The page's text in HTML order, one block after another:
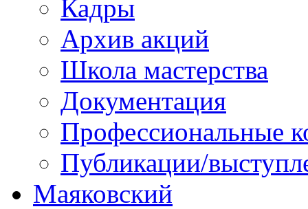
Кадры
Архив акций
Школа мастерства
Документация
Профессиональные
Публикации/
Маяковский